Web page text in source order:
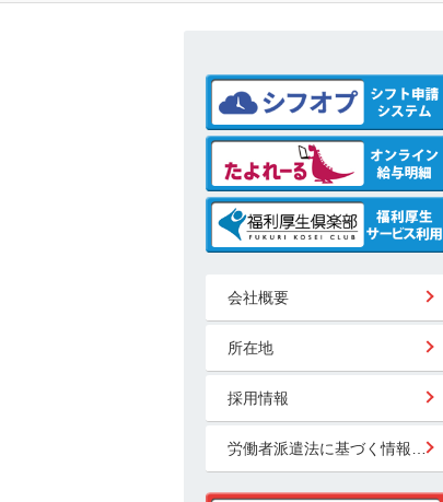
会社概要
所在地
採用情報
労働者派遣法に基づく情報公開